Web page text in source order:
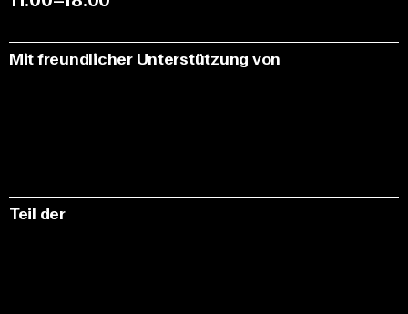
Mit freundlicher Unterstützung von
Teil der